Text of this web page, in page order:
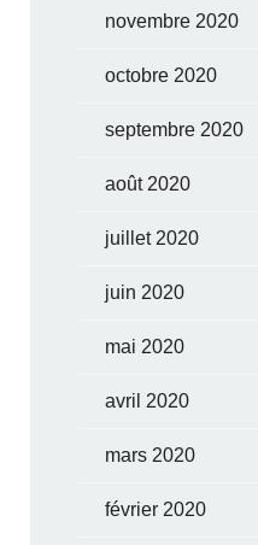
novembre 2020
octobre 2020
septembre 2020
août 2020
juillet 2020
juin 2020
mai 2020
avril 2020
mars 2020
février 2020